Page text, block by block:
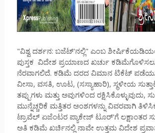
"ವಿಶ್ವ ದರ್ಶನ: ಬಜೆಟ್'ನಲ್ಲಿ" ಎಂಬ
ಪುಸ್ತಕ ವಿದೇಶ ಪ್ರಯಾಣದ ಖರ್ಚು
ನೆರವಾಗಲಿದೆ. ಕಡಿಮೆ ದರದ ವಿಮಾನ ಟಿಕೆಟ್
ವೀಸಾ, ವಸತಿ, ಊಟ, (ಸಸ್ಯಾಹಾರಿ), ಸ್ಥಳೀಯ
ತಪ್ಪುಗಳು ಮತ್ತು ಅವುಗಳಿಂದ ರಕ್ಷಿಸಿಕೊಳ್ಳುವುದು,
ಮುನ್ನೆಚ್ಚರಿಕೆ ಮತ್ತಿತರ ಅಂಶಗಳನ್ನು ವಿವರವಾಗಿ
ಟ್ರಾವೆಲ್ ಏಜೆಂಟರ ಪ್ಯಾಕೇಜ್ ಟೂರ್'ಗೆ ಲಕ್ಷಾಂತರ
ಅತಿ ಕಡಿಮೆ ಖರ್ಚಿನಲ್ಲಿ ನಾವೇ ಉತ್ತಮ ವಿದೇಶ